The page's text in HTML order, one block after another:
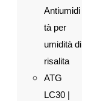
Antiumidi
tà per
umidità di
risalita
ATG
LC30 |